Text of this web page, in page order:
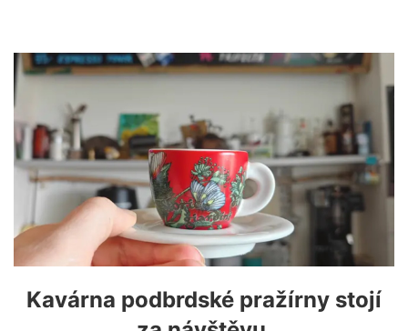
Kavárna podbrdské pražírny stojí